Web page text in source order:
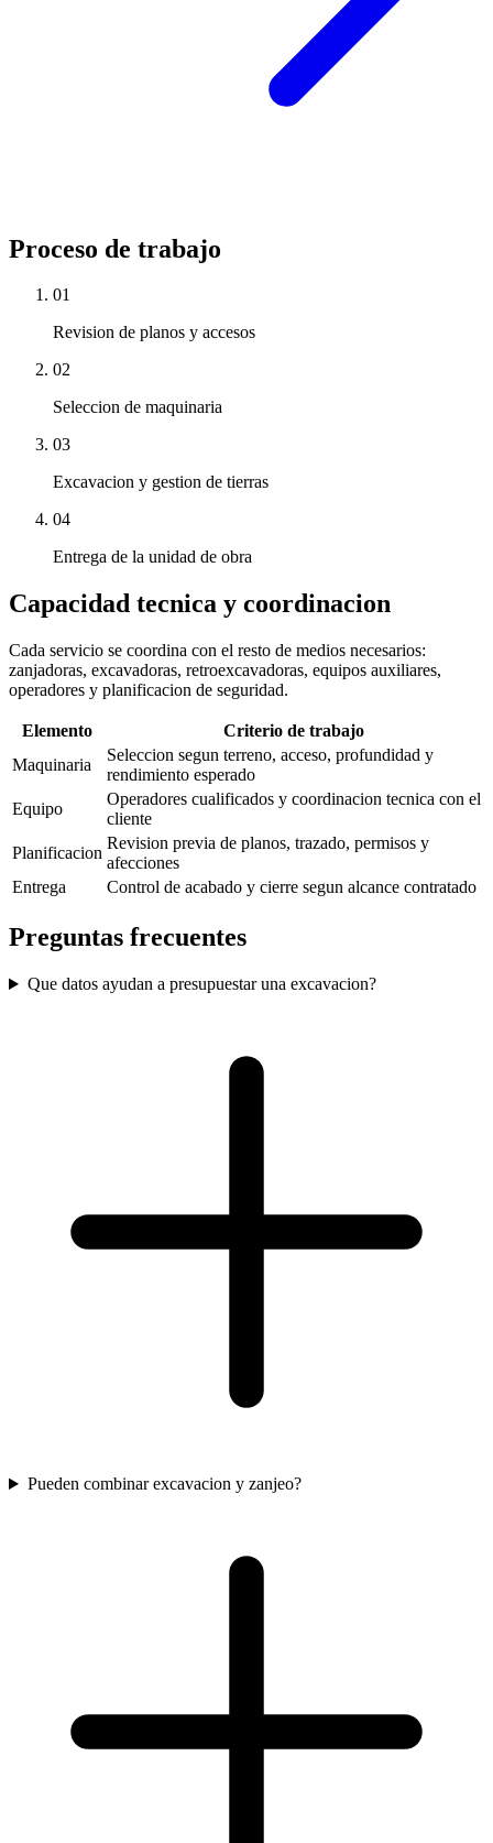
Proceso de trabajo
01
Revision de planos y accesos
02
Seleccion de maquinaria
03
Excavacion y gestion de tierras
04
Entrega de la unidad de obra
Capacidad tecnica y coordinacion
Cada servicio se coordina con el resto de medios necesarios:
zanjadoras, excavadoras, retroexcavadoras, equipos auxiliares,
operadores y planificacion de seguridad.
Elemento
Criterio de trabajo
Maquinaria
Seleccion segun terreno, acceso, profundidad y
rendimiento esperado
Equipo
Operadores cualificados y coordinacion tecnica con el
cliente
Planificacion
Revision previa de planos, trazado, permisos y
afecciones
Entrega
Control de acabado y cierre segun alcance contratado
Preguntas frecuentes
Que datos ayudan a presupuestar una excavacion?
Pueden combinar excavacion y zanjeo?